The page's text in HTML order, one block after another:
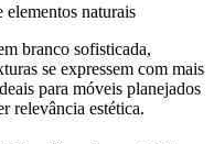
naturais
branco sofisticada,
se expressem com mais
para móveis planejados
relevância estética.